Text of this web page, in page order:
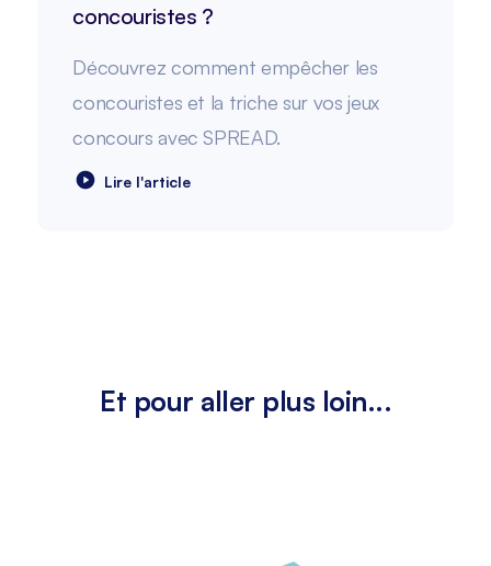
concouristes ?
Découvrez comment empêcher les
concouristes et la triche sur vos jeux
concours avec SPREAD.
Lire l'article
Et pour aller plus loin...